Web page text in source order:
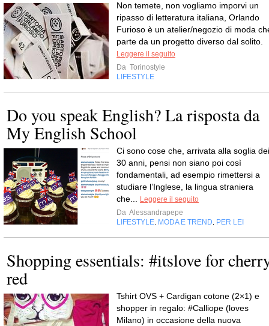
Non temete, non vogliamo imporvi un
ripasso di letteratura italiana, Orlando
Furioso è un atelier/negozio di moda
parte da un progetto diverso dal solito.
Leggere il seguito
Da Torinostyle
LIFESTYLE
Do you speak English? La risposta da
My English School
Ci sono cose che, arrivata alla soglia dei
30 anni, pensi non siano poi così
fondamentali, ad esempio rimettersi a
studiare l’Inglese, la lingua straniera
che... Leggere il seguito
Da Alessandrapepe
LIFESTYLE, MODA E TREND, PER LEI
Shopping essentials: #itslove for
red
Tshirt OVS + Cardigan cotone (2×1) e
shopper in regalo: #Calliope (loves
Milano) in occasione della nuova